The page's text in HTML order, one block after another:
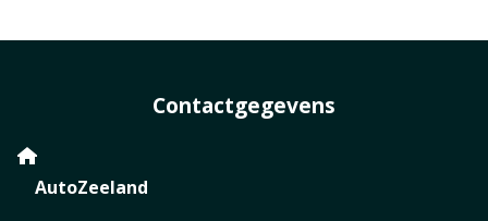
Contactgegevens
AutoZeeland